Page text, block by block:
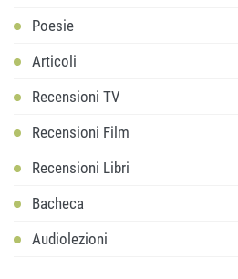
Poesie
Articoli
Recensioni TV
Recensioni Film
Recensioni Libri
Bacheca
Audiolezioni